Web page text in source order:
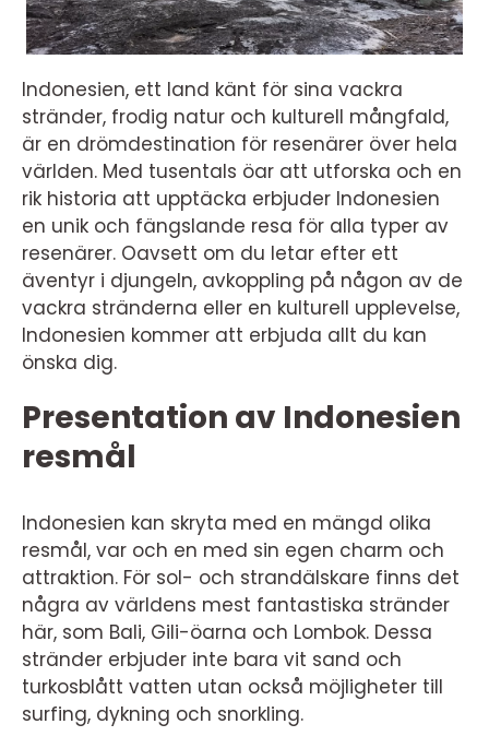
Indonesien, ett land känt för sina vackra
stränder, frodig natur och kulturell mångfald,
är en drömdestination för resenärer över hela
världen. Med tusentals öar att utforska och en
rik historia att upptäcka erbjuder Indonesien
en unik och fängslande resa för alla typer av
resenärer. Oavsett om du letar efter ett
äventyr i djungeln, avkoppling på någon av de
vackra stränderna eller en kulturell upplevelse,
Indonesien kommer att erbjuda allt du kan
önska dig.
Presentation av Indonesien
resmål
Indonesien kan skryta med en mängd olika
resmål, var och en med sin egen charm och
attraktion. För sol- och strandälskare finns det
några av världens mest fantastiska stränder
här, som Bali, Gili-öarna och Lombok. Dessa
stränder erbjuder inte bara vit sand och
turkosblått vatten utan också möjligheter till
surfing, dykning och snorkling.